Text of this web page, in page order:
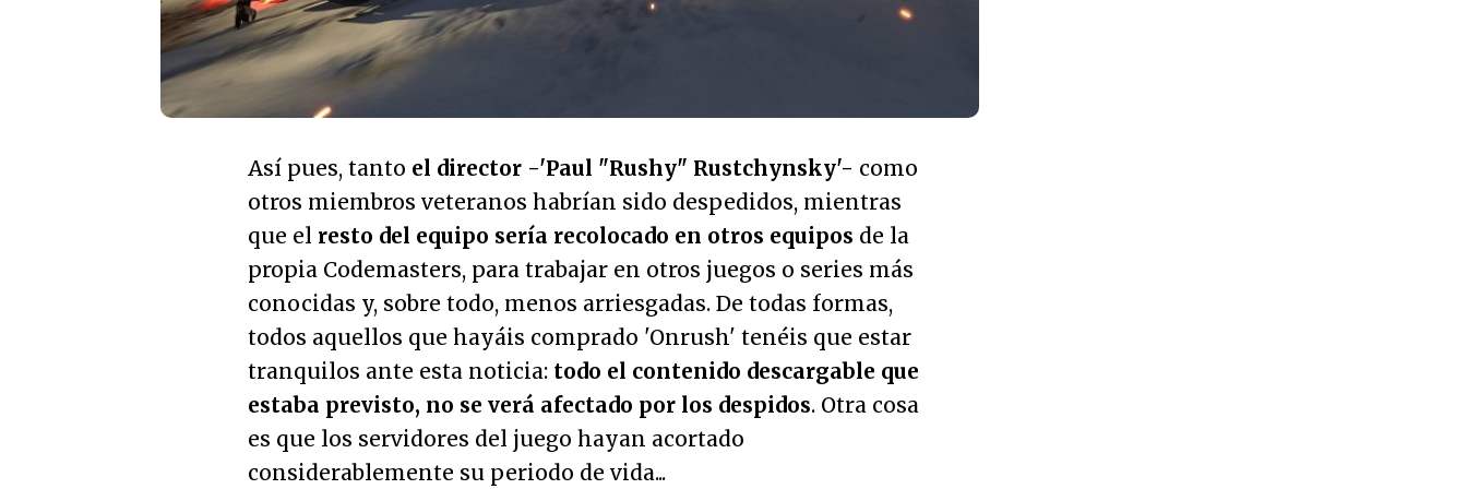
Así pues, tanto el director -'Paul "Rushy" Rustchynsky'- como
otros miembros veteranos habrían sido despedidos, mientras
que el resto del equipo sería recolocado en otros equipos de la
propia Codemasters, para trabajar en otros juegos o series más
conocidas y, sobre todo, menos arriesgadas. De todas formas,
todos aquellos que hayáis comprado 'Onrush' tenéis que estar
tranquilos ante esta noticia: todo el contenido descargable que
estaba previsto, no se verá afectado por los despidos. Otra cosa
es que los servidores del juego hayan acortado
considerablemente su periodo de vida...